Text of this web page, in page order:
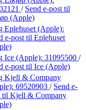
/ Send e-post til
(Apple)
Eplehuset (Apple):
e-post til Eplehuset
Ice (Apple): 31095500 /
e-post til Ice (Apple)
Kjell & Company
69520903 / Send e-
til Kjell & Company